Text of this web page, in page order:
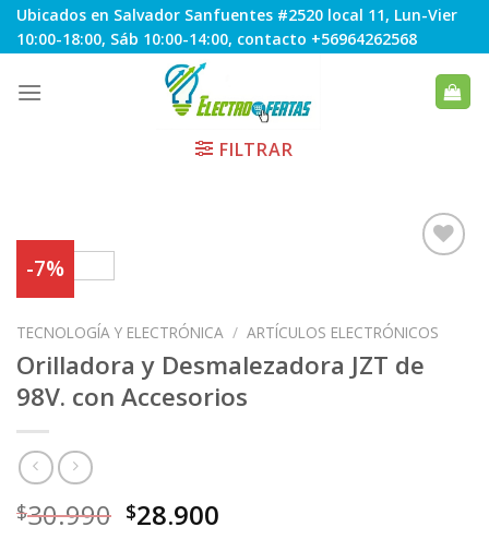
Skip
to
Ubicados en Salvador Sanfuentes #2520 local 11, Lun-Vier
10:00-18:00, Sáb 10:00-14:00, contacto +56964262568
FILTRAR
-7%
a
Favoritos
TECNOLOGÍA Y ELECTRÓNICA / ARTÍCULOS ELECTRÓNICOS
Orilladora y Desmalezadora JZT de
98V. con Accesorios
$30.990 El
$28.900